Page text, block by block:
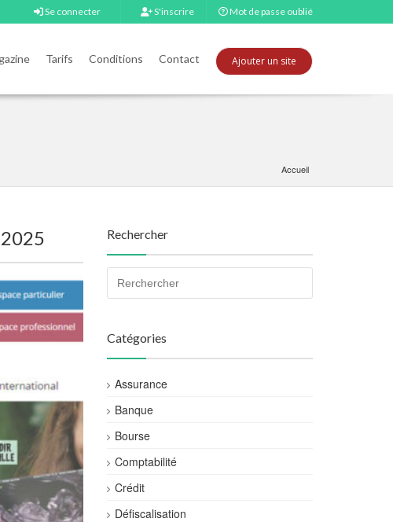
Se connecter S'inscrire Mot de passe oublié
Tarifs Conditions Contact Ajouter un site
Accueil
Rechercher
Catégories
Assurance
Banque
Bourse
Comptabilité
Crédit
Défiscalisation